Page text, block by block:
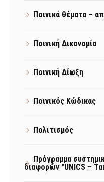
Ποινικά θέματα –
Ποινική Δικονομία
Ποινική Δίωξη
Ποινικός Κώδικας
Πολιτισμός
Πρόγραμμα
διαφορών "UNICS –